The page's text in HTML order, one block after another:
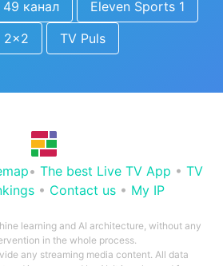
49 канал
Eleven Sports 1
2x2 TV Puls
• The best Live TV App • TV
• Contact us• My IP
learning and AI architecture, without any
in the whole process.
any streaming media content. All data